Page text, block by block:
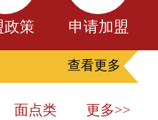
申请加盟
政策 申请加盟
查看更多
面点类 更多>>